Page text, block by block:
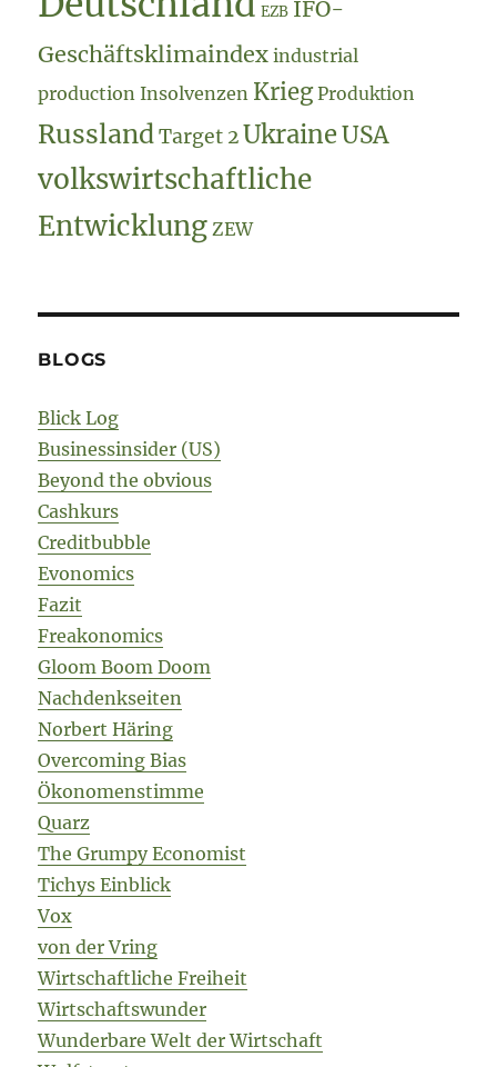
EZB IFO-
Geschäftsklimaindex industrial
production Insolvenzen Krieg Produktion
Russland Target 2 Ukraine USA
volkswirtschaftliche
Entwicklung ZEW
BLOGS
Blick Log
Businessinsider (US)
Beyond the obvious
Cashkurs
Creditbubble
Evonomics
Fazit
Freakonomics
Gloom Boom Doom
Nachdenkseiten
Norbert Häring
Overcoming Bias
Ökonomenstimme
Quarz
The Grumpy Economist
Tichys Einblick
Vox
von der Vring
Wirtschaftliche Freiheit
Wirtschaftswunder
Wunderbare Welt der Wirtschaft